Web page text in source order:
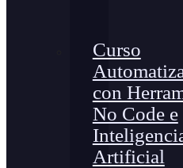
Curso
con
No Code e
Artificial